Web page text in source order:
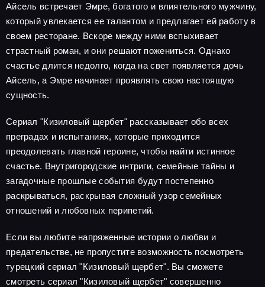
Айсель встречает Эмре, богатого и влиятельного мужчину,
который увлекается ее талантом и предлагает ей работу в
своем ресторане. Вскоре между ними вспыхивает
страстный роман, и они решают пожениться. Однако
счастье длится недолго, когда на свет появляется дочь
Айсель, а Эмре начинает проявлять свою настоящую
сущность.
Сериал "Кизиловый щербет" рассказывает обо всех
преградах и испытаниях, которые приходится
преодолевать главной героине, чтобы найти истинное
счастье. Внутригородские интриги, семейные тайны и
загадочные прошлые события будут постепенно
раскрываться, раскрывая сложный узор семейных
отношений и любовных перипетий.
Если вы любите напряженные истории о любви и
предательстве, не пропустите возможность посмотреть
турецкий сериал "Кизиловый щербет". Вы сможете
смотреть сериал "Кизиловый щербет" совершенно